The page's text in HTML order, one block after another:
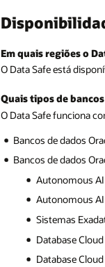
Em quais regiões o
O Data Safe está
Quais tipos de
O Data Safe funciona
Bancos de dados
Bancos de dados
Autonomous AI
Autonomous
Sistemas
Database
Database